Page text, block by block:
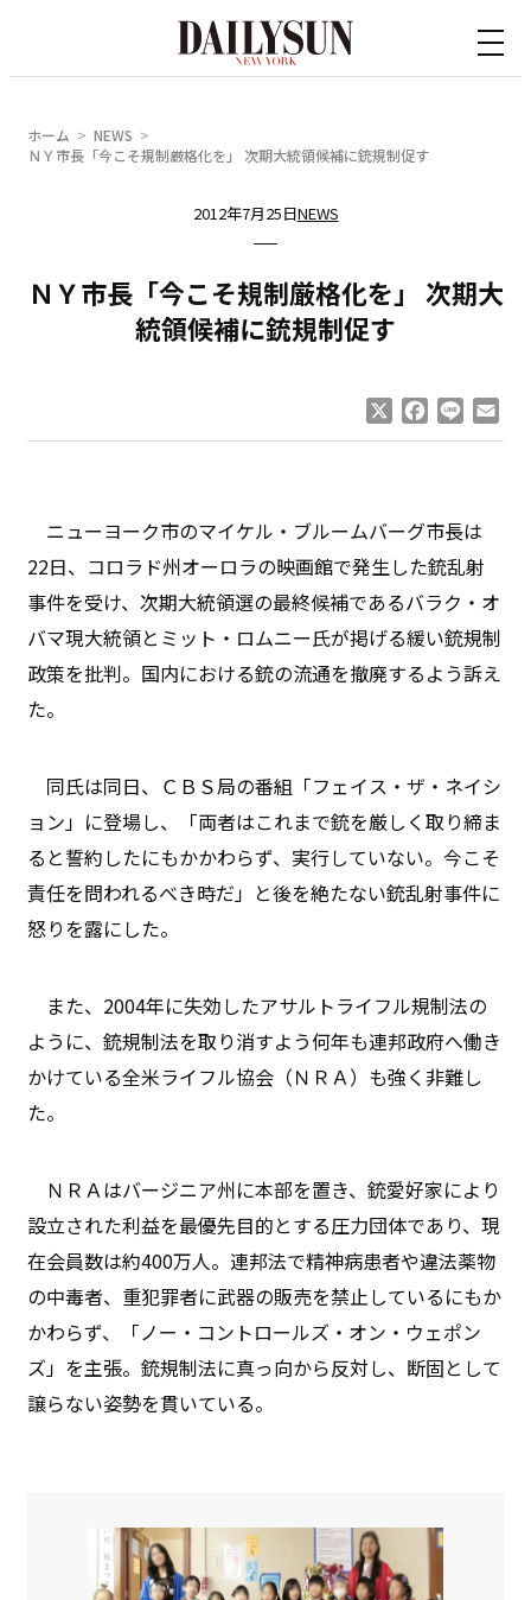
ホーム
NEWS
ＮＹ市長「今こそ規制厳格化を」 次期大統領候補に銃規制促す
2012年7月25日NEWS
ＮＹ市長「今こそ規制厳格化を」 次期大
統領候補に銃規制促す
Facebook
Line
ニューヨーク市のマイケル・ブルームバーグ市長は
22日、コロラド州オーロラの映画館で発生した銃乱射
事件を受け、次期大統領選の最終候補であるバラク・オ
バマ現大統領とミット・ロムニー氏が掲げる緩い銃規制
政策を批判。国内における銃の流通を撤廃するよう訴え
た。
同氏は同日、ＣＢＳ局の番組「フェイス・ザ・ネイシ
ョン」に登場し、「両者はこれまで銃を厳しく取り締ま
ると誓約したにもかかわらず、実行していない。今こそ
責任を問われるべき時だ」と後を絶たない銃乱射事件に
怒りを露にした。
また、2004年に失効したアサルトライフル規制法の
ように、銃規制法を取り消すよう何年も連邦政府へ働き
かけている全米ライフル協会（ＮＲＡ）も強く非難し
た。
ＮＲＡはバージニア州に本部を置き、銃愛好家により
設立された利益を最優先目的とする圧力団体であり、現
在会員数は約400万人。連邦法で精神病患者や違法薬物
の中毒者、重犯罪者に武器の販売を禁止しているにもか
かわらず、「ノー・コントロールズ・オン・ウェポン
ズ」を主張。銃規制法に真っ向から反対し、断固として
譲らない姿勢を貫いている。